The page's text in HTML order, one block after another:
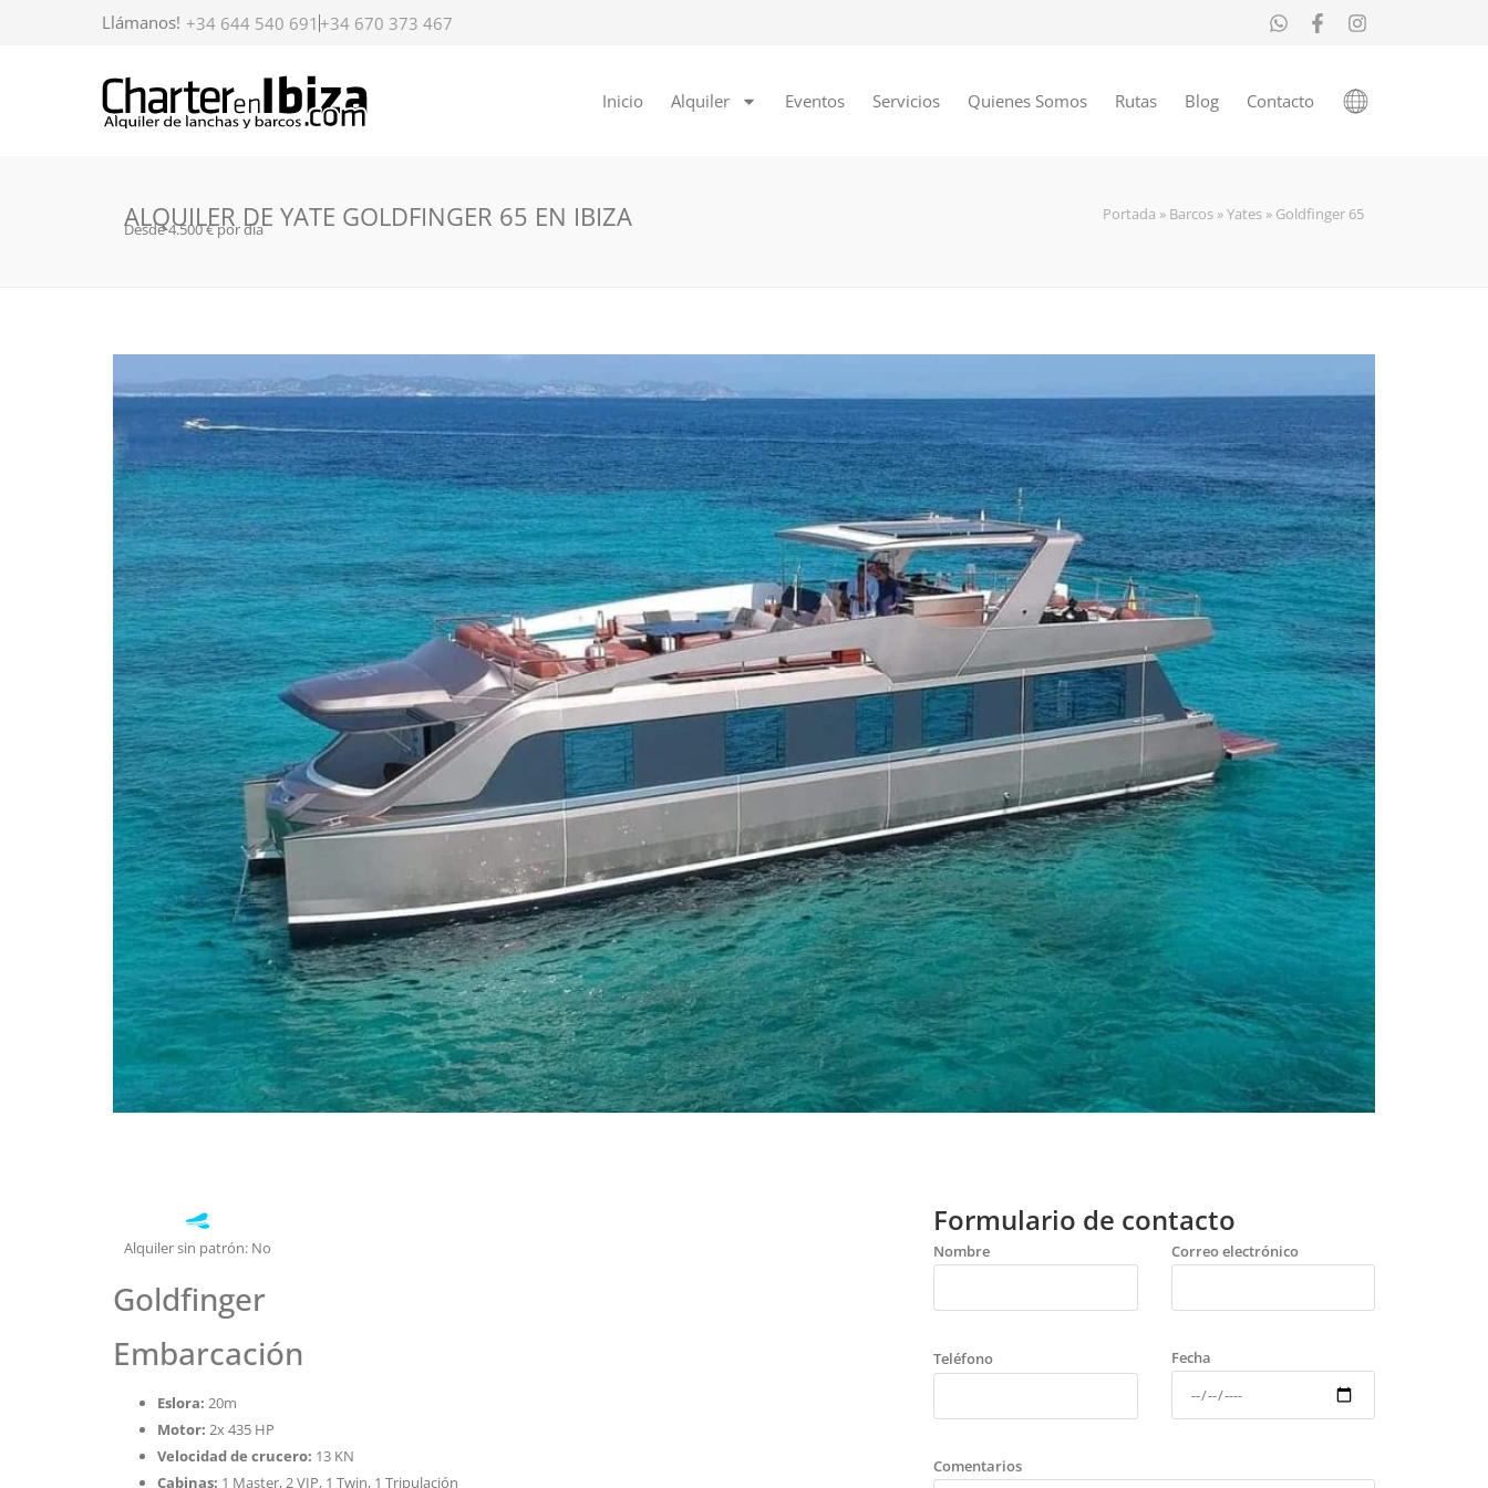
Llámanos! +34 644 540 691 +34 670 373 467
Inicio Alquiler Eventos Servicios Quienes Somos Rutas Blog Contacto
ALQUILER DE YATE GOLDFINGER 65 EN IBIZA
Desde 4.500 € por día
Portada » Barcos »Yates » Goldfinger 65
Alquiler sin patrón: No
Goldfinger
Embarcación
Eslora: 20m
Motor: 2x 435 HP
Velocidad de crucero: 13 KN
Cabinas: 1 Master, 2 VIP, 1 Twin, 1 Tripulación
Formulario de contacto
Nombre Correo electrónico
Teléfono Fecha
Comentarios